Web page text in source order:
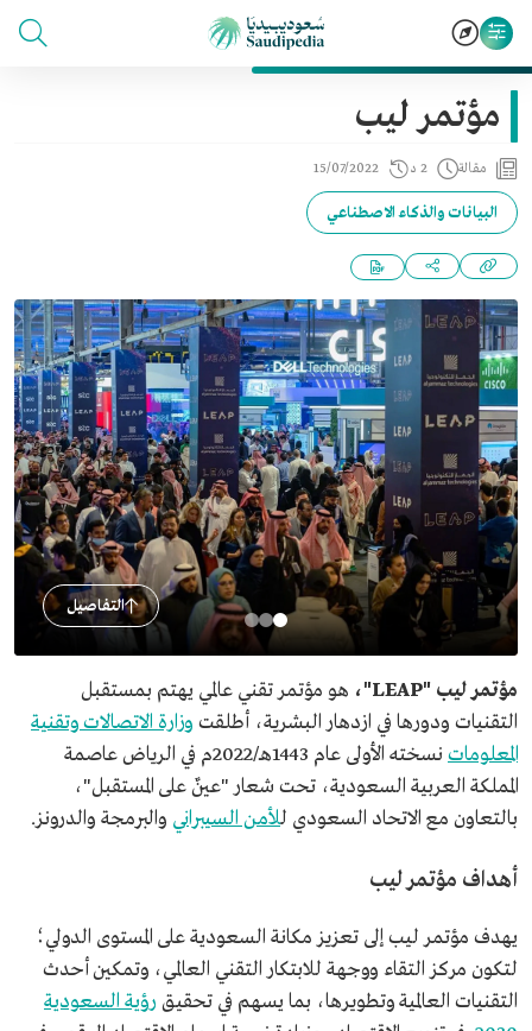
مؤتمر ليب
مقالة 2 د 15/07/2022
البيانات والذكاء الاصطناعي
التفاصيل
مؤتمر ليب "LEAP"،
هو مؤتمر تقني عالمي يهتم بمستقبل
التقنيات ودورها في ازدهار البشرية، أطلقت وزارة الاتصالات وتقنية
المعلومات
نسخته الأولى عام 1443هـ/2022م في الرياض عاصمة
المملكة العربية السعودية، تحت شعار "عينٌ على المستقبل"،
بالتعاون مع الاتحاد السعودي للأمن السيبراني والبرمجة والدرونز.
أهداف مؤتمر ليب
يهدف مؤتمر ليب إلى تعزيز مكانة السعودية على المستوى الدولي؛
لتكون مركز التقاء ووجهة للابتكار التقني العالمي، وتمكين أحدث
التقنيات العالمية وتطويرها، بما يسهم في تحقيق رؤية السعودية